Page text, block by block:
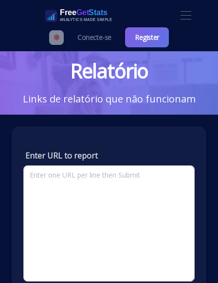
Conecte-se Register
Relatório
Links de relatório que não funcionam
Enter URL to report